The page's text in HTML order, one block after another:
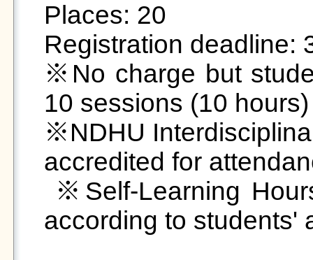
Places: 20
Registration deadline:
※No charge but
10 sessions (10 hours)
※NDHU
accredited for
according to students'